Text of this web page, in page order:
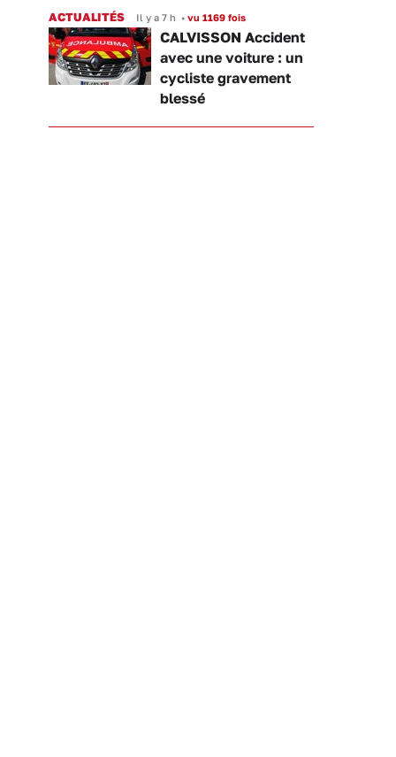
ACTUALITÉS Il y a 7 h • vu 1169 fois
CALVISSON Accident
avec une voiture : un
cycliste gravement
blessé